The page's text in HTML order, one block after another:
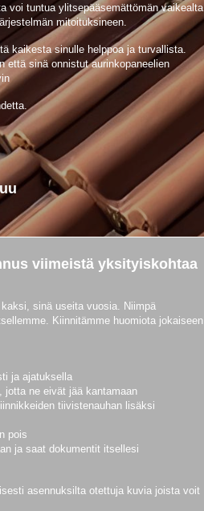
voi tuntua ylitsepääsemättömän vaikealta
mitoituksineen.
kaikesta sinulle helppoa ja turvallista.
että sinä onnistut aurinkopaneelien
viimeistä yksityiskohtaa
sinä useita vuosia. Niimpä
Kiinnitämme huomiota jokaiseen
ja ajatuksella
ne eivät jää kantamaan
tiivistenauhan lisäksi
pois
ja saat dokumentit itsellesi
asennuksilta otettuja kuvia joista voit